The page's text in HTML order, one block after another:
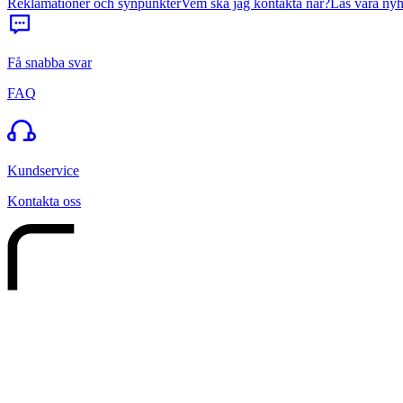
Få snabba svar
FAQ
Kundservice
Kontakta oss